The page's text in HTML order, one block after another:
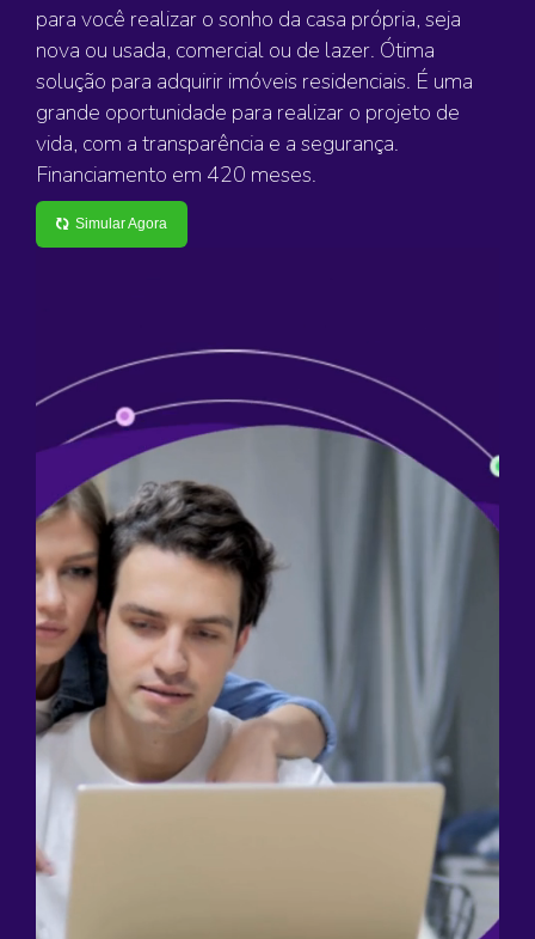
para você realizar o sonho da casa própria, seja
nova ou usada, comercial ou de lazer. Ótima
solução para adquirir imóveis residenciais. É uma
grande oportunidade para realizar o projeto de
vida, com a transparência e a segurança.
Financiamento em 420 meses.
Simular Agora